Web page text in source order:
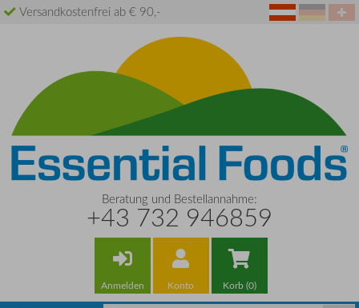
Versandkostenfrei ab € 90,-
Beratung und Bestellannahme:
+43 732 946859
Anmelden Konto Korb (0)